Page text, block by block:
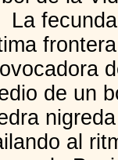
fecunda
de un
al